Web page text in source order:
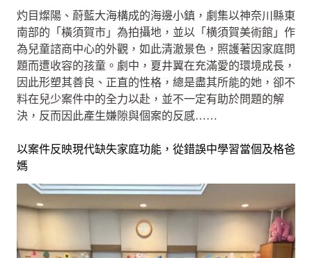
灼目燦陽、蔚藍大海構成的海邊小鎮，劇集以神奈川縣東
南部的「橫須賀市」為拍攝地，並以「横須賀美術館」作
為兒童諮商中心的外觀，如此清澈景色，照護著因家庭問
題而遭收容的孩童。劇中，夏井翼在充滿愛的環境成長，
因此形塑其善良、正直的性格，總是盡其所能的她，卻不
料在兒少案件中的全力以赴，並不一定有助於問題的解
決，反而因此產生嫌隙與個案的反感……
以案件反映現代缺失家庭功能，從錯誤中學習當個及格爸
媽